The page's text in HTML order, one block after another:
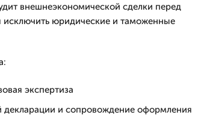
внешнеэкономической сделки перед
исключить юридические и таможенные
экспертиза
декларации и сопровождение оформления